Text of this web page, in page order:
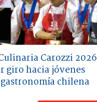
Carozzi 2026
giro hacia jóvenes
chilena